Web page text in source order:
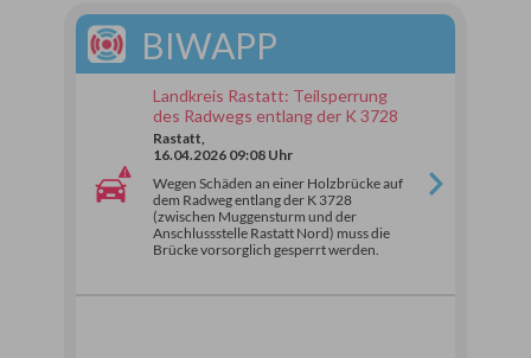
BIWAPP
Landkreis Rastatt: Teilsperrung
des Radwegs entlang der K 3728
Rastatt,
16.04.2026 09:08 Uhr
Wegen Schäden an einer Holzbrücke auf
dem Radweg entlang der K 3728
(zwischen Muggensturm und der
Anschlussstelle Rastatt Nord) muss die
Brücke vorsorglich gesperrt werden.